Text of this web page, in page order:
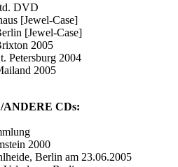
DVD
[Jewel-Case]
[Jewel-Case]
2005
Petersburg 2004
2005
CDs:
2000
Berlin am 23.06.2005